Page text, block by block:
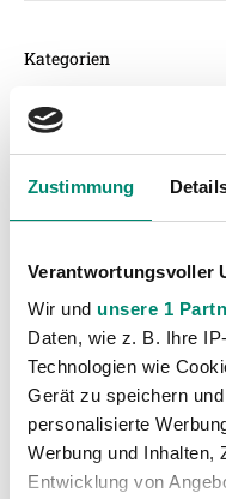
Zustimmung
Verantwortungsvoller
Wir und unsere 1
Daten, wie z. B. Ihre
Technologien wie
Gerät zu speichern
personalisierte
Werbung und Inhalten,
Entwicklung von
Kategorien
Akademie
Damen
Junge Wikinger Ried
Ticketing
Unkategorisiert